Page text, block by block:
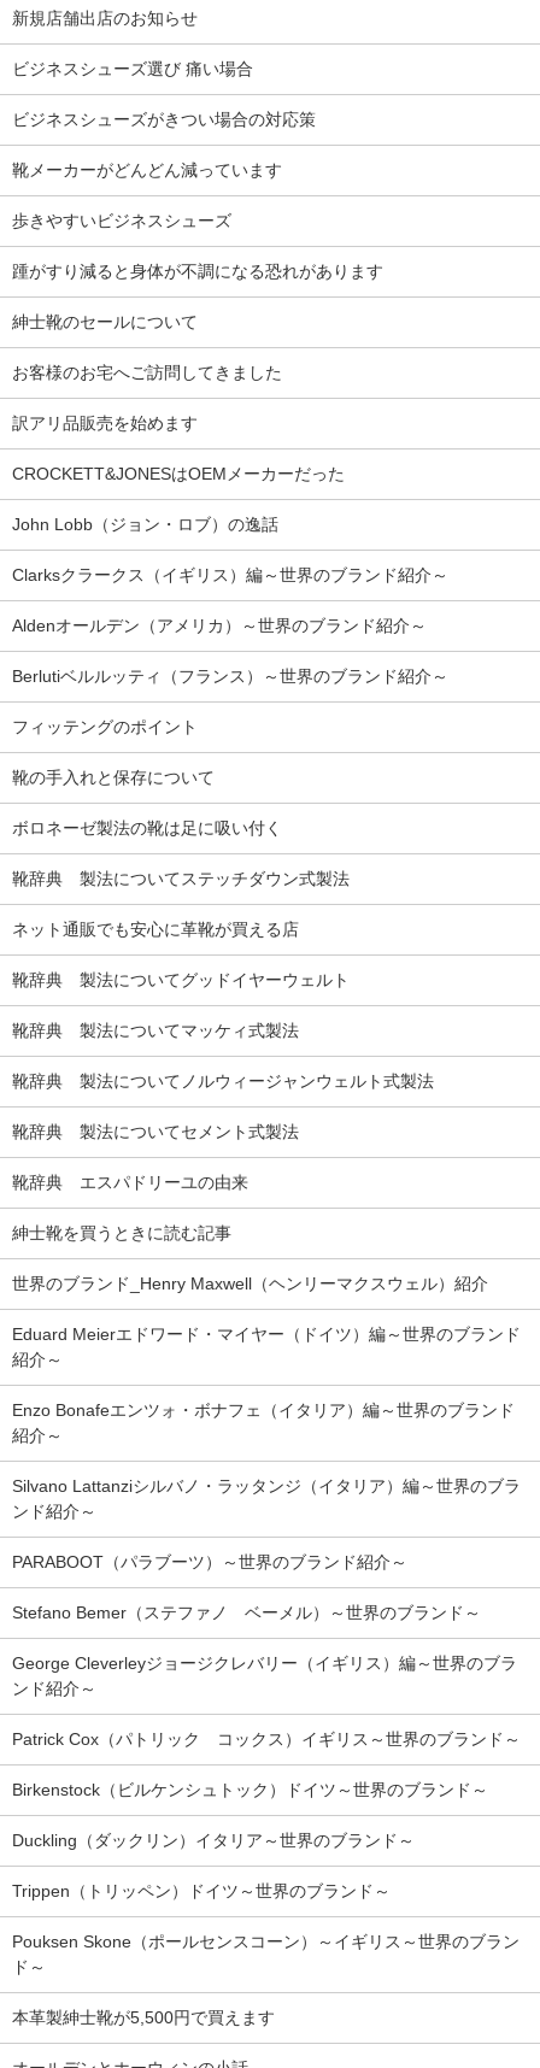
新規店舗出店のお知らせ
ビジネスシューズ選び 痛い場合
ビジネスシューズがきつい場合の対応策
靴メーカーがどんどん減っています
歩きやすいビジネスシューズ
踵がすり減ると身体が不調になる恐れがあります
紳士靴のセールについて
お客様のお宅へご訪問してきました
訳アリ品販売を始めます
CROCKETT&JONESはOEMメーカーだった
John Lobb（ジョン・ロブ）の逸話
Clarksクラークス（イギリス）編～世界のブランド紹介～
Aldenオールデン（アメリカ）～世界のブランド紹介～
Berlutiベルルッティ（フランス）～世界のブランド紹介～
フィッテングのポイント
靴の手入れと保存について
ボロネーゼ製法の靴は足に吸い付く
靴辞典 製法についてステッチダウン式製法
ネット通販でも安心に革靴が買える店
靴辞典 製法についてグッドイヤーウェルト
靴辞典 製法についてマッケィ式製法
靴辞典 製法についてノルウィージャンウェルト式製法
靴辞典 製法についてセメント式製法
靴辞典 エスパドリーユの由来
紳士靴を買うときに読む記事
世界のブランド_Henry Maxwell（ヘンリーマクスウェル）紹介
Eduard Meierエドワード・マイヤー（ドイツ）編～世界のブランド
紹介～
Enzo Bonafeエンツォ・ボナフェ（イタリア）編～世界のブランド
紹介～
Silvano Lattanziシルバノ・ラッタンジ（イタリア）編～世界のブラ
ンド紹介～
PARABOOT（パラブーツ）～世界のブランド紹介～
Stefano Bemer（ステファノ ベーメル）～世界のブランド～
George Cleverleyジョージクレバリー（イギリス）編～世界のブラ
ンド紹介～
Patrick Cox（パトリック コックス）イギリス～世界のブランド～
Birkenstock（ビルケンシュトック）ドイツ～世界のブランド～
Duckling（ダックリン）イタリア～世界のブランド～
Trippen（トリッペン）ドイツ～世界のブランド～
Pouksen Skone（ポールセンスコーン）～イギリス～世界のブラン
ド～
本革製紳士靴が5,500円で買えます